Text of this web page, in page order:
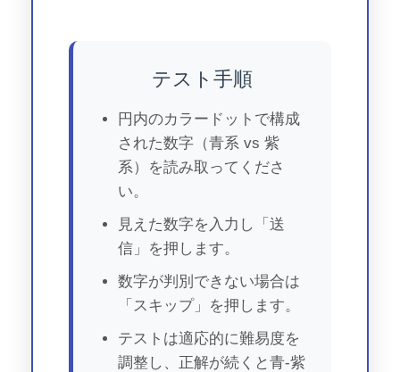
テスト手順
円内のカラードットで構成
された数字（青系 vs 紫
系）を読み取ってくださ
い。
見えた数字を入力し「送
信」を押します。
数字が判別できない場合は
「スキップ」を押します。
テストは適応的に難易度を
調整し、正解が続くと青‐紫